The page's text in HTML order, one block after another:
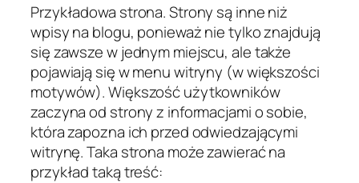
Przykładowa strona. Strony są inne niż
wpisy na blogu, ponieważ nie tylko znajdują
się zawsze w jednym miejscu, ale także
pojawiają się w menu witryny (w większości
motywów). Większość użytkowników
zaczyna od strony z informacjami o sobie,
która zapozna ich przed odwiedzającymi
witrynę. Taka strona może zawierać na
przykład taką treść: